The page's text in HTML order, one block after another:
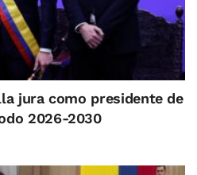
jura como presidente de
2026-2030